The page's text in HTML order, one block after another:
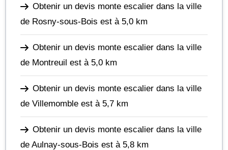
Obtenir un devis monte escalier dans la ville
de Rosny-sous-Bois est à 5,0 km
Obtenir un devis monte escalier dans la ville
de Montreuil est à 5,0 km
Obtenir un devis monte escalier dans la ville
de Villemomble est à 5,7 km
Obtenir un devis monte escalier dans la ville
de Aulnay-sous-Bois est à 5,8 km